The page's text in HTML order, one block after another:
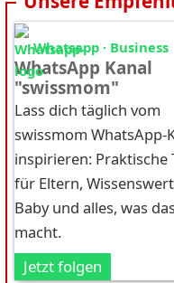
Whatsapp · Business
WhatsApp Kanal
"swissmom"
Lass dich täglich vom
swissmom WhatsApp-
inspirieren: Praktische
für Eltern,
Baby und alles, was
macht.
Jetzt folgen